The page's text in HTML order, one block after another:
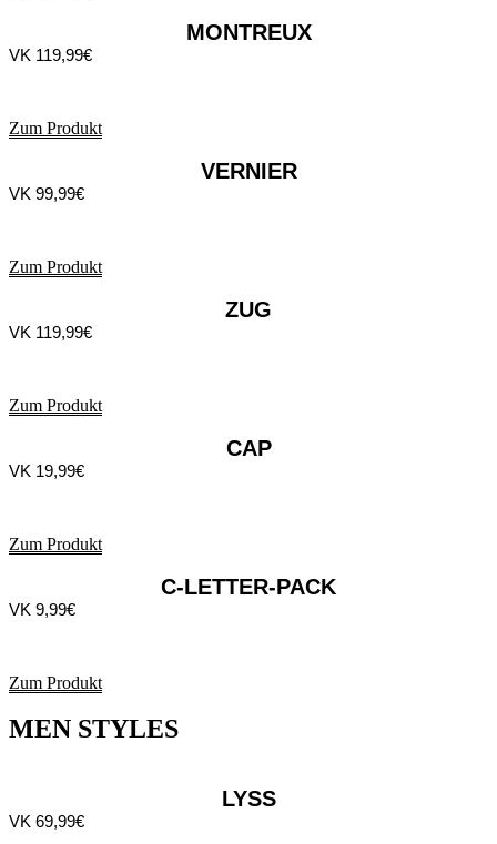
MONTREUX
VK 119,99€
Zum Produkt
VERNIER
VK 99,99€
Zum Produkt
ZUG
VK 119,99€
Zum Produkt
CAP
VK 19,99€
Zum Produkt
C-LETTER-PACK
VK 9,99€
Zum Produkt
MEN STYLES
LYSS
VK 69,99€